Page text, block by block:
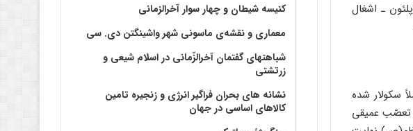
ناپلئون ـ اشغال
سکولار شده
تعصّب عمیقی
کنیسه شیطان و چهار سوار آخرالزمانی
معماری و نقشه‌ی ماسونی شهر واشينگتن دی. سی
شباهتهای گفتمان آخر‌الزّمانی در اسلام شیعی و
زرتشتی
نشانه های بحران فراگیر انرژی و زنجیره تامین
کالاهای اساسی در جهان